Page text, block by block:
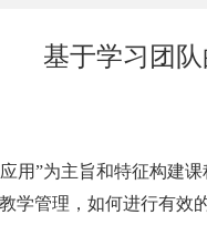
基于学习团
用”为主旨和特征构建
学管理，如何进行有